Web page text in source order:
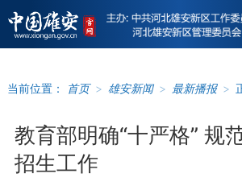
当前位置： 首页 > 雄安新闻 > 最新播报 >
教育部明确“十严格” 规
招生工作